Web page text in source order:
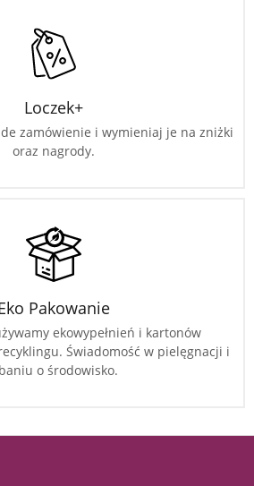
Loczek+
zamówienie i wymieniaj je na zniżki
oraz nagrody.
Pakowanie
ekowypełnień i kartonów
Świadomość w pielęgnacji i
o środowisko.